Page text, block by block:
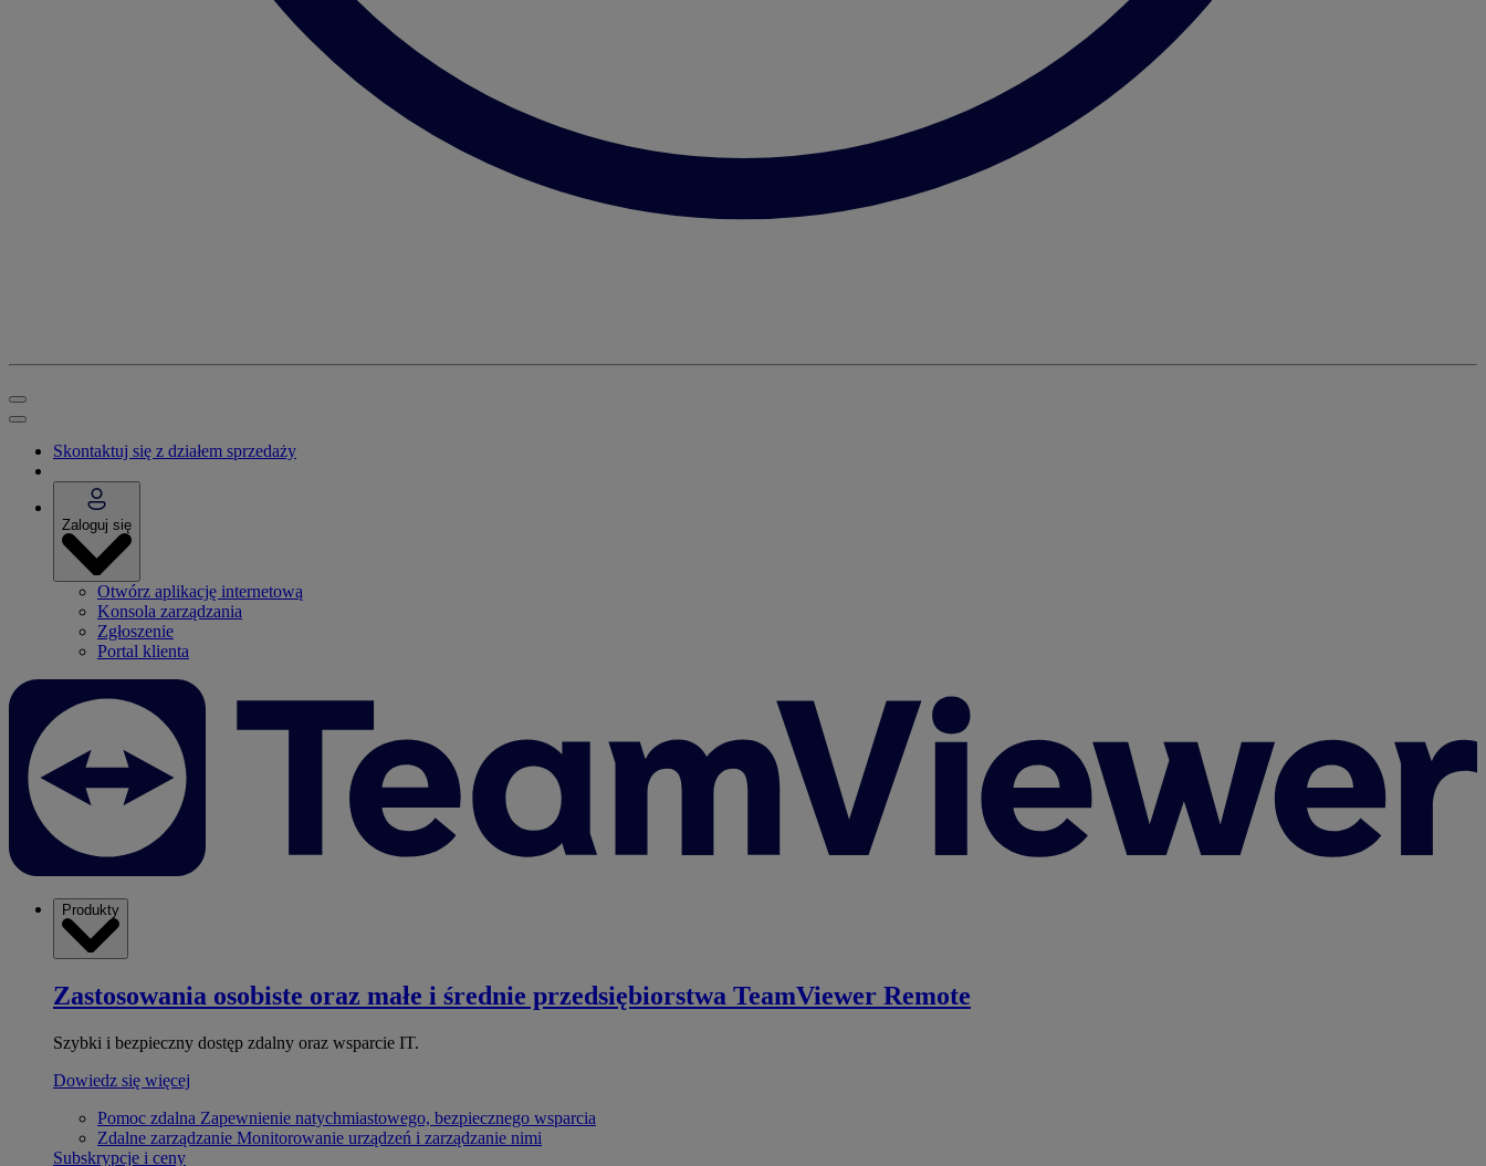
Skontaktuj się z działem sprzedaży
Zaloguj się
Otwórz aplikację internetową
Konsola zarządzania
Zgłoszenie
Portal klienta
Produkty
Zastosowania osobiste oraz małe i średnie przedsiębiorstwa TeamViewer Remote
Szybki i bezpieczny dostęp zdalny oraz wsparcie IT.
Dowiedz się więcej
Pomoc zdalna Zapewnienie natychmiastowego, bezpiecznego wsparcia
Zdalne zarządzanie Monitorowanie urządzeń i zarządzanie nimi
Subskrypcje i ceny